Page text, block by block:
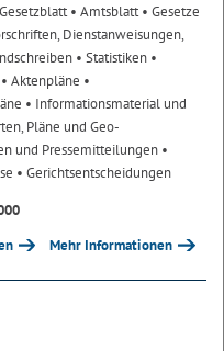
• Amtsblatt• Gesetze
Dienstanweisungen,
• Statistiken •
• Aktenpläne •
• Informationsmaterial und
Pläne und Geo-
und Pressemitteilungen •
• Gerichtsentscheidungen
Mehr Informationen